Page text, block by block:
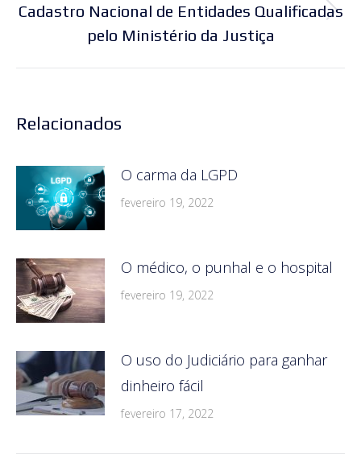
Próximo
post:
Cadastro Nacional de Entidades Qualificadas
pelo Ministério da Justiça
Relacionados
O carma da LGPD
fevereiro 19, 2022
O médico, o punhal e o hospital
fevereiro 19, 2022
O uso do Judiciário para ganhar
dinheiro fácil
fevereiro 17, 2022